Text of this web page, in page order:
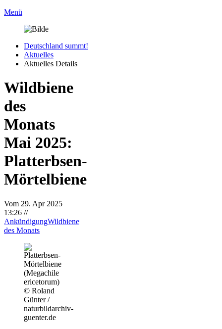
Menü
Deutschland summt!
Aktuelles
Aktuelles Details
Wildbiene
des
Monats
Mai 2025:
Platterbsen-
Mörtelbiene
Vom 29. Apr 2025
13:26 //
AnkündigungWildbiene
des Monats
© Roland
Günter /
naturbildarchiv-
guenter.de